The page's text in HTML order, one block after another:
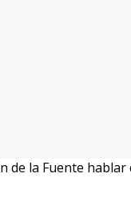
de la Fuente hablar